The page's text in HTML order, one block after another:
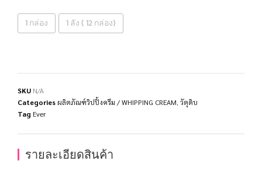
1 กล่อง 1 ลัง ( 12 กล่อง)
SKU N/A
Categories ผลิตภัณฑ์วิปปิ้งครีม / WHIPPING CREAM วัตุดิบ
Tag Ever
รายละเอียดสินค้า